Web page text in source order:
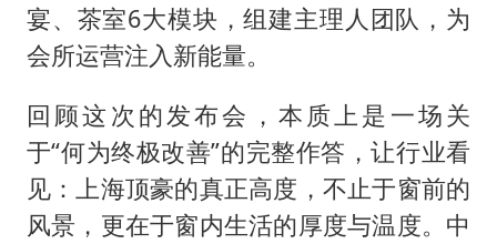
宴、茶室6大模块，组建主理人团队，为
会所运营注入新能量。
回顾这次的发布会，本质上是一场关
于“何为终极改善”的完整作答，让行业看
见：上海顶豪的真正高度，不止于窗前的
风景，更在于窗内生活的厚度与温度。中